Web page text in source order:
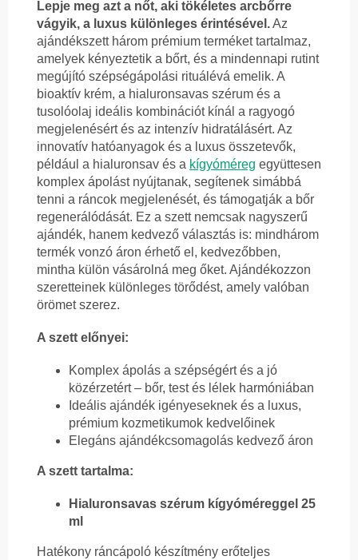
Lepje meg azt a nőt, aki tökéletes arcbőrre
vágyik, a luxus különleges érintésével.Az
ajándékszett három prémium terméket tartalmaz,
amelyek kényeztetik a bőrt, és a mindennapi rutint
megújító szépségápolási rituálévá emelik. A
bioaktív krém, a hialuronsavas szérum és a
tusolóolaj ideális kombinációt kínál a ragyogó
megjelenésért és az intenzív hidratálásért. Az
innovatív hatóanyagok és a luxus összetevők,
például a hialuronsav és a kígyóméreg együttesen
komplex ápolást nyújtanak, segítenek simábbá
tenni a ráncok megjelenését, és támogatják a bőr
regenerálódását. Ez a szett nemcsak nagyszerű
ajándék, hanem kedvező választás is: mindhárom
termék vonzó áron érhető el, kedvezőbben,
mintha külön vásárolná meg őket. Ajándékozzon
szeretteinek különleges törődést, amely valóban
örömet szerez.
A szett előnyei:
Komplex ápolás a szépségért és a jó
közérzetért – bőr, test és lélek harmóniában
Ideális ajándék igényeseknek és a luxus,
prémium kozmetikumok kedvelőinek
Elegáns ajándékcsomagolás kedvező áron
A szett tartalma:
Hialuronsavas szérum kígyóméreggel 25
ml
Hatékony ráncápoló készítmény erőteljes